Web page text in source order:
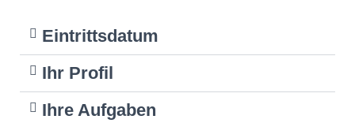
Eintrittsdatum
Ihr Profil
Ihre Aufgaben